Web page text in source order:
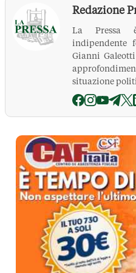
Redazione
La Pressa
indipendente
Gianni
situazione
La Pressa